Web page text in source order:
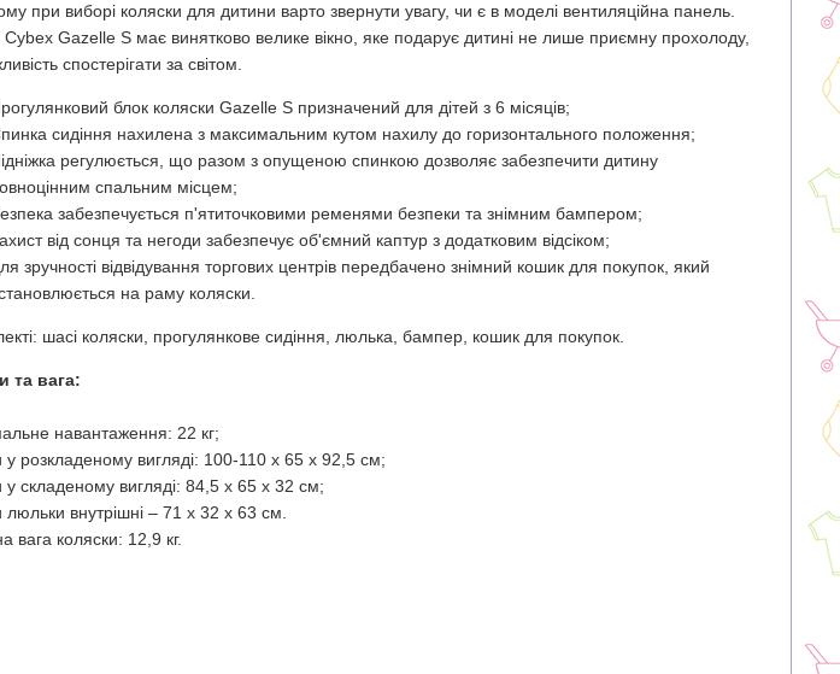
при виборі коляски для дитини варто звернути увагу, чи є в моделі вентиляційна панель.
Gazelle S має винятково велике вікно, яке подарує дитині не лише приємну прохолоду,
спостерігати за світом.
блок коляски Gazelle S призначений для дітей з 6 місяців;
сидіння нахилена з максимальним кутом нахилу до горизонтального положення;
регулюється, що разом з опущеною спинкою дозволяє забезпечити дитину
спальним місцем;
забезпечується п'ятиточковими ременями безпеки та знімним бампером;
від сонця та негоди забезпечує об'ємний каптур з додатковим відсіком;
зручності відвідування торгових центрів передбачено знімний кошик для покупок, який
на раму коляски.
шасі коляски, прогулянкове сидіння, люлька, бампер, кошик для покупок.
та вага:
навантаження: 22 кг;
у розкладеному вигляді: 100-110 х 65 х 92,5 см;
у складеному вигляді: 84,5 х 65 х 32 см;
люльки внутрішні – 71 х 32 х 63 см.
вага коляски: 12,9 кг.